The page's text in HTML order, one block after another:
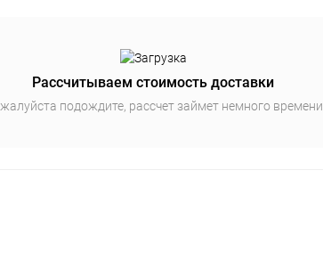
Рассчитываем стоимость доставки
подождите, рассчет займет немного времени